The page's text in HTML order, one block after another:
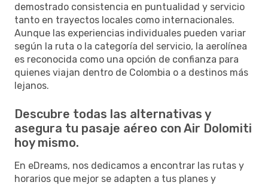
demostrado consistencia en puntualidad y servicio
tanto en trayectos locales como internacionales.
Aunque las experiencias individuales pueden variar
según la ruta o la categoría del servicio, la aerolínea
es reconocida como una opción de confianza para
quienes viajan dentro de Colombia o a destinos más
lejanos.
Descubre todas las alternativas y
asegura tu pasaje aéreo con Air Dolomiti
hoy mismo.
En eDreams, nos dedicamos a encontrar las rutas y
horarios que mejor se adapten a tus planes y